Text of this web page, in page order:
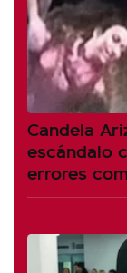
Candela
escándalo
errores